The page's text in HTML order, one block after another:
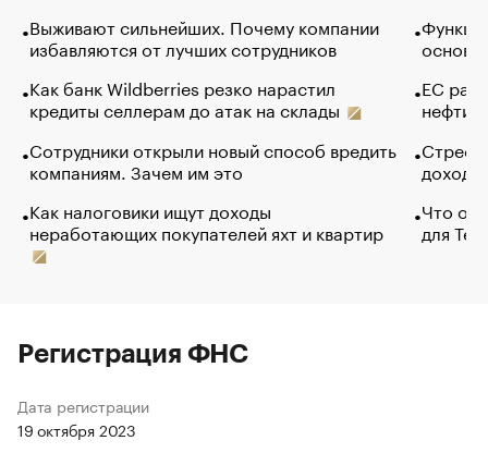
Выживают сильнейших. Почему компании
избавляются от лучших сотрудников
Как банк Wildberries резко нарастил
кредиты селлерам до атак на склады
Сотрудники открыли новый способ вредить
компаниям. Зачем им это
Как налоговики ищут доходы
неработающих покупателей яхт и квартир
основ
ЕС
нефти
Что
для
Регистрация ФНС
Дата регистрации
19 октября 2023